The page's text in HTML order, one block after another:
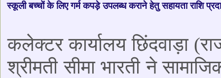
स्कूली बच्चों के लिए गर्म कपड़े उपलब्ध कराने हेतु सहायता राशि
कलेक्टर कार्यालय छिंदवाड़ा
श्रीमती सीमा भारती ने